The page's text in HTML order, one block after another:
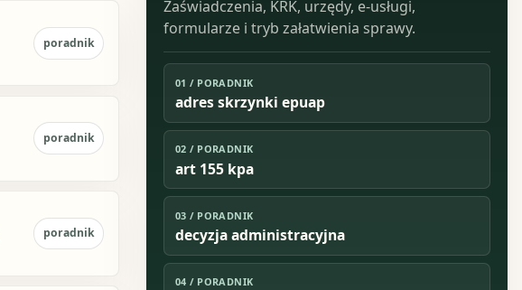
poradnik
poradnik
poradnik
Zaświadczenia, KRK, urzędy, e-usługi,
formularze i tryb załatwienia sprawy.
01 / PORADNIK
adres skrzynki epuap
02 / PORADNIK
art 155 kpa
03 / PORADNIK
decyzja administracyjna
04 / PORADNIK